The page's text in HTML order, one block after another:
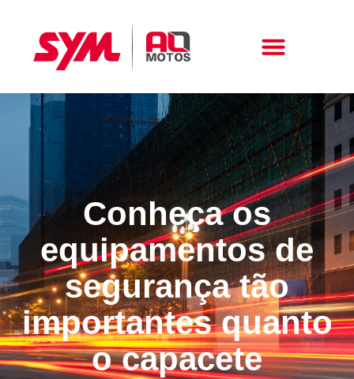
Conheça os
equipamentos de
segurança tão
importantes quanto
o capacete